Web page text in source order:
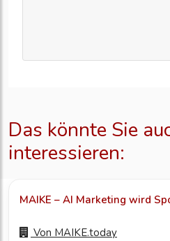
Das könnte Sie
interessieren:
MAIKE – AI Marketing wird
Von MAIKE.today